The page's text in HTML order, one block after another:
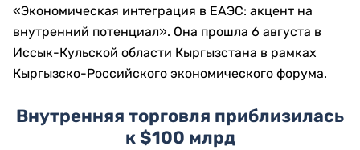
«Экономическая интеграция в ЕАЭС: акцент на
внутренний потенциал». Она прошла 6 августа в
Иссык-Кульской области Кыргызстана в рамках
Кыргызско-Российского экономического форума.
Внутренняя торговля приблизилась
к $100 млрд